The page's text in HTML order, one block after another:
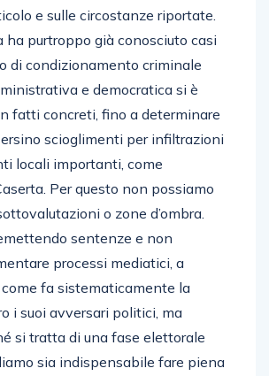
e sulle circostanze riportate.
ha purtroppo già conosciuto casi
di condizionamento criminale
e democratica si è
fatti concreti, fino a determinare
scioglimenti per infiltrazioni
locali importanti, come
Per questo non possiamo
o zone d’ombra.
sentenze e non
processi mediatici, a
fa sistematicamente la
i suoi avversari politici, ma
si tratta di una fase elettorale
sia indispensabile fare piena